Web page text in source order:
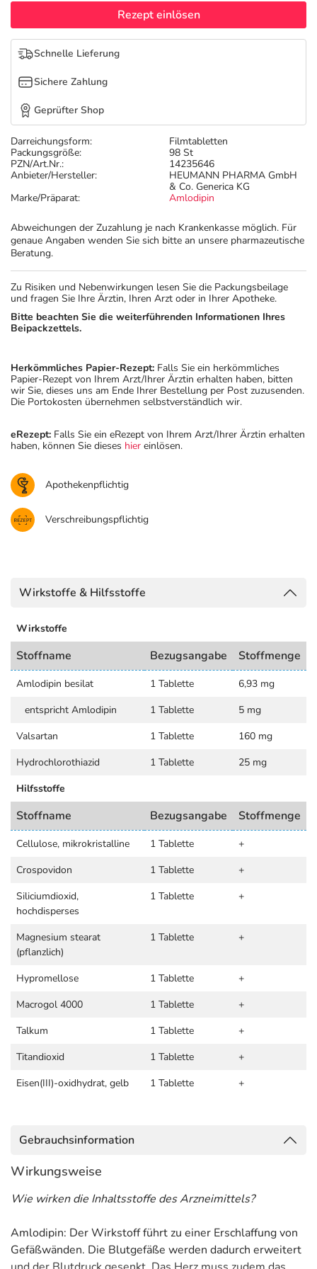
Tierapotheke
Vitamine & Mineralstoffe
Marken
Salus Deals
Darreichungsform:
Filmtabletten
Packungsgröße:
98 St
PZN/Art.Nr.:
14235646
Anbieter/Hersteller:
HEUMANN PHARMA GmbH
& Co. Generica KG
Marke/Präparat:
Amlodipin
Abweichungen der Zuzahlung je nach Krankenkasse möglich. Für
genaue Angaben wenden Sie sich bitte an unsere pharmazeutische
Beratung.
Rezept einlösen
Schnelle Lieferung
Sichere Zahlung
Geprüfter Shop
Zu Risiken und Nebenwirkungen lesen Sie die Packungsbeilage
und fragen Sie Ihre Ärztin, Ihren Arzt oder in Ihrer Apotheke.
Bitte beachten Sie die weiterführenden Informationen Ihres
Beipackzettels.
Herkömmliches Papier-Rezept: Falls Sie ein herkömmliches
Papier-Rezept von Ihrem Arzt/Ihrer Ärztin erhalten haben, bitten
wir Sie, dieses uns am Ende Ihrer Bestellung per Post zuzusenden.
Die Portokosten übernehmen selbstverständlich wir.
eRezept: Falls Sie ein eRezept von Ihrem Arzt/Ihrer Ärztin erhalten
haben, können Sie dieses hier einlösen.
Apothekenpflichtig
Verschreibungspflichtig
Wirkstoffe & Hilfsstoffe
Wirkstoffe
Stoffname Bezugsangabe Stoffmenge
Amlodipin besilat 1 Tablette
6,93 mg
entspricht Amlodipin
1 Tablette
5 mg
Valsartan
1 Tablette
160 mg
Hydrochlorothiazid
1 Tablette
25 mg
Hilfsstoffe
Stoffname Bezugsangabe Stoffmenge
Cellulose, mikrokristalline 1 Tablette
+
Crospovidon
1 Tablette
+
Siliciumdioxid,
hochdisperses
1 Tablette +
Magnesium stearat
(pflanzlich)
1 Tablette +
Hypromellose 1 Tablette
+
Macrogol 4000
1 Tablette
+
Talkum
1 Tablette
+
Titandioxid
1 Tablette
+
Eisen(III)-oxidhydrat, gelb
1 Tablette +
Gebrauchsinformation
Wirkungsweise
Wie wirken die Inhaltsstoffe des Arzneimittels?
Amlodipin: Der Wirkstoff führt zu einer Erschlaffung von
Gefäßwänden. Die Blutgefäße werden dadurch erweitert